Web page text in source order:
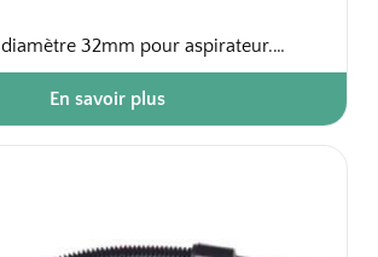
32mm pour aspirateur.
En savoir plus